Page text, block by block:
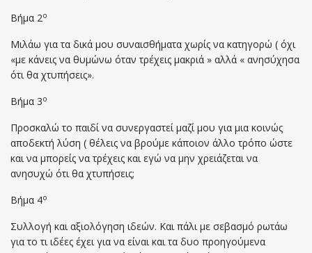
Βήμα 2ο
Μιλάω για τα δικά μου συναισθήματα χωρίς να κατηγορώ ( όχι
«με κάνεις να θυμώνω όταν τρέχεις μακριά » αλλά « ανησύχησα
ότι θα χτυπήσεις».
Βήμα 3ο
Προσκαλώ το παιδί να συνεργαστεί μαζί μου για μια κοινώς
αποδεκτή λύση ( θέλεις να βρούμε κάποιον άλλο τρόπο ώστε
και να μπορείς να τρέχεις και εγώ να μην χρειάζεται να
ανησυχώ ότι θα χτυπήσεις;
Βήμα 4ο
Συλλογή και αξιολόγηση ιδεών. Και πάλι με σεβασμό ρωτάω
για το τι ιδέες έχει για να είναι και τα δυο προηγούμενα